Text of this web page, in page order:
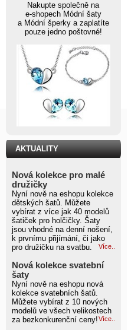
Nakupte společně na
e-shopech Módní šaty
a Módní šperky a zaplatíte
pouze jedno poštovné!
AKTUALITY
Nová kolekce pro malé
družičky
Nyní nově na eshopu kolekce
dětských šatů. Můžete
vybírat z více jak 40 modelů
šatiček pro holčičky. Šaty
jsou vhodné na denní nošení,
k prvnímu přijímání, či jako
pro družičku na svatbu.
Více..
Nová kolekce svatební
šaty
Nyní nově na eshopu nová
kolekce svatebních šatů.
Můžete vybírat z 10 nových
modelů ve všech velikostech
za bezkonkurenční ceny!Více..